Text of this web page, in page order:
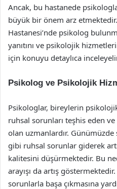
Ancak, bu hastanede
büyük bir önem arz
Hastanesi’nde psikolog
yanıtını ve psikolojik
için konuyu detaylıca
Psikolog ve Psikolojik
Psikologlar, bireylerin
ruhsal sorunları teşhis eden
olan uzmanlardır.
gibi ruhsal sorunlar giderek
kalitesini düşürmektedir. Bu
arayışı da artış
sorunlarla başa çıkmasına